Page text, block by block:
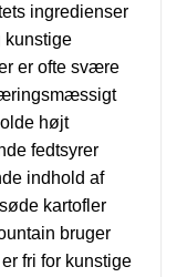
ingredienser
kunstige
er ofte svære
højt
fedtsyrer
indhold af
kartofler
bruger
fri for kunstige